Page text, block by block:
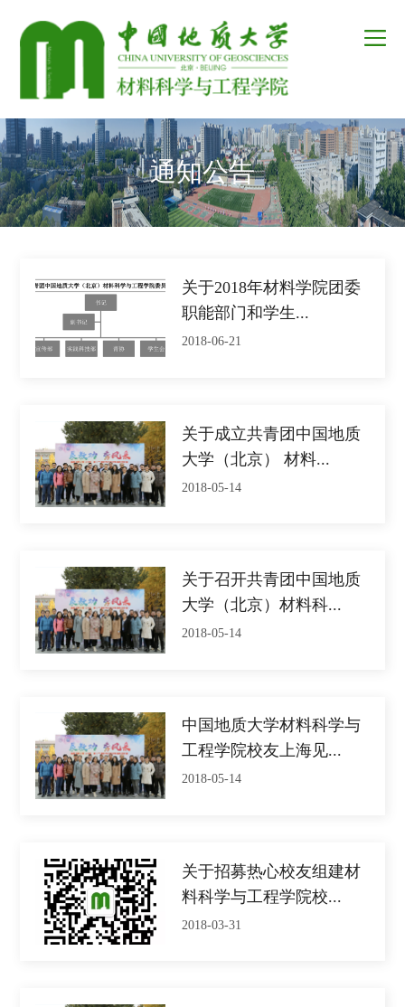
通知公告
关于2018年材料学院团委
职能部门和学生...
2018-06-21
关于成立共青团中国地质
大学（北京） 材料...
2018-05-14
关于召开共青团中国地质
大学（北京）材料科...
2018-05-14
中国地质大学材料科学与
工程学院校友上海见...
2018-05-14
关于招募热心校友组建材
料科学与工程学院校...
2018-03-31